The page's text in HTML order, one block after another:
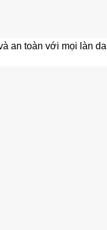
an toàn với mọi làn da